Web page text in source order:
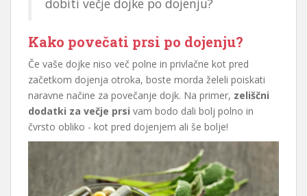
dobiti večje dojke po dojenju?
Kako povečati prsi po dojenju?
Če vaše dojke niso več polne in privlačne kot pred
začetkom dojenja otroka, boste morda želeli poiskati
naravne načine za povečanje dojk. Na primer, zeliščni
dodatki za večje prsi vam bodo dali bolj polno in
čvrsto obliko - kot pred dojenjem ali še bolje!